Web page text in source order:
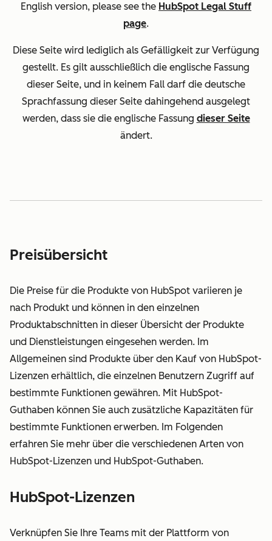
English version, please see the HubSpot Legal Stuff
page.
Diese Seite wird lediglich als Gefälligkeit zur Verfügung
gestellt. Es gilt ausschließlich die englische Fassung
dieser Seite, und in keinem Fall darf die deutsche
Sprachfassung dieser Seite dahingehend ausgelegt
werden, dass sie die englische Fassung dieser Seite
ändert.
Preisübersicht
Die Preise für die Produkte von HubSpot variieren je
nach Produkt und können in den einzelnen
Produktabschnitten in dieser Übersicht der Produkte
und Dienstleistungen eingesehen werden. Im
Allgemeinen sind Produkte über den Kauf von HubSpot-
Lizenzen erhältlich, die einzelnen Benutzern Zugriff auf
bestimmte Funktionen gewähren. Mit HubSpot-
Guthaben können Sie auch zusätzliche Kapazitäten für
bestimmte Funktionen erwerben. Im Folgenden
erfahren Sie mehr über die verschiedenen Arten von
HubSpot-Lizenzen und HubSpot-Guthaben.
HubSpot-Lizenzen
Verknüpfen Sie Ihre Teams mit der Plattform von